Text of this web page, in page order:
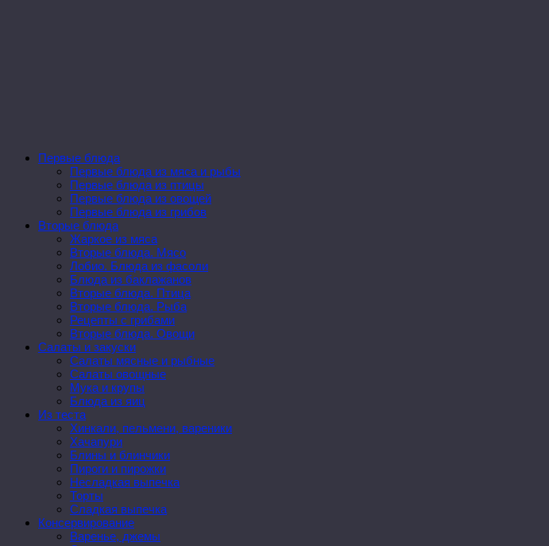
Первые блюда
Первые блюда из мяса и рыбы
Первые блюда из птицы
Первые блюда из овощей
Первые блюда из грибов
Вторые блюда
Жаркое из мяса
Вторые блюда. Мясо
Лобио. Блюда из фасоли
Блюда из баклажанов
Вторые блюда. Птица
Вторые блюда. Рыба
Рецепты с грибами
Вторые блюда. Овощи
Салаты и закуски
Салаты мясные и рыбные
Салаты овощные
Мука и крупы
Блюда из яиц
Из теста
Хинкали, пельмени, вареники
Хачапури
Блины и блинчики
Пироги и пирожки
Несладкая выпечка
Торты
Сладкая выпечка
Консервирование
Варенье, джемы